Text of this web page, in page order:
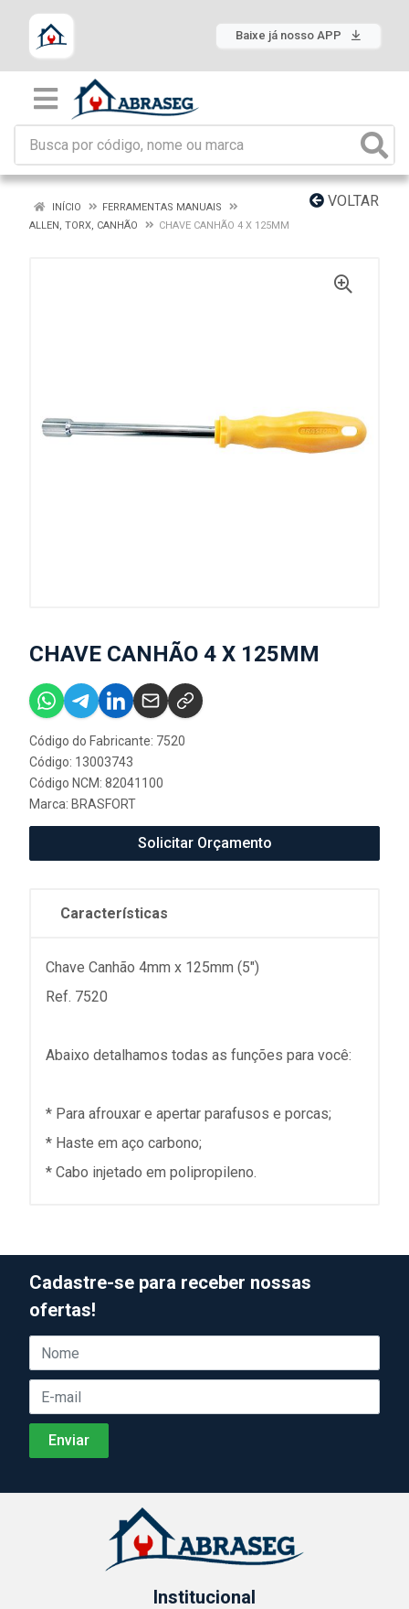
Baixe já nosso APP
VOLTAR
INÍCIO
FERRAMENTAS MANUAIS
ALLEN, TORX, CANHÃO
CHAVE CANHÃO 4 X 125MM
CHAVE CANHÃO 4 X 125MM
Código do Fabricante: 7520
Código: 13003743
Código NCM: 82041100
Marca: BRASFORT
Solicitar Orçamento
Características
Chave Canhão 4mm x 125mm (5")
Ref. 7520
Abaixo detalhamos todas as funções para você:
* Para afrouxar e apertar parafusos e porcas;
* Haste em aço carbono;
* Cabo injetado em polipropileno.
Cadastre-se para receber nossas
ofertas!
Institucional